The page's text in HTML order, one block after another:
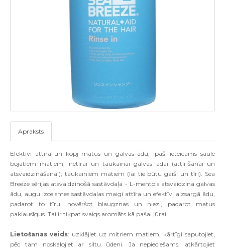
Apraksts
Efektīvi attīra un kopj matus un galvas ādu, īpaši ieteicams saulē
bojātiem matiem; netīrai un taukainai galvas ādai (attīrīšanai un
atsvaidzināšanai); taukainiem matiem (lai tie būtu gaiši un tīri). Sea
Breeze sērijas atsvaidzinošā sastāvdaļa - L-mentols atsvaidzina galvas
ādu, augu izcelsmes sastāvdaļas maigi attīra un efektīvi aizsargā ādu,
padarot to tīru, novēršot blaugznas un niezi, padarot matus
paklausīgus. Tai ir tikpat svaigs aromāts kā pašai jūrai.
Lietošanas veids: uzklājiet uz mitriem matiem, kārtīgi saputojiet,
pēc tam noskalojiet ar siltu ūdeni. Ja nepieciešams, atkārtojiet